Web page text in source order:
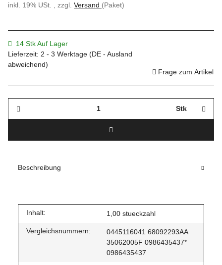
inkl. 19% USt. , zzgl. Versand (Paket)
14 Stk Auf Lager
Lieferzeit: 2 - 3 Werktage (DE - Ausland
abweichend)
Frage zum Artikel
Stk
Beschreibung
Inhalt: 1,00 stueckzahl
Vergleichsnummern:
0445116041 68092293AA
35062005F 0986435437*
0986435437